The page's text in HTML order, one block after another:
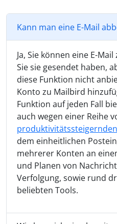
Kann man eine E-Mail
Ja, Sie können eine E-
Sie sie gesendet haben,
diese Funktion nicht
Konto zu Mailbird
Funktion auf jeden Fall
auch wegen einer Reihe
dem einheitlichen
mehrerer Konten an
und Planen von
Verfolgung, sowie rund
beliebten Tools.